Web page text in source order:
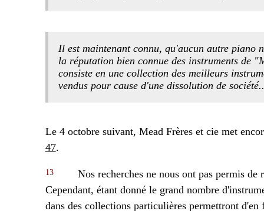
Il est maintenant connu, qu'aucun autre piano
la réputation bien connue des instruments de
consiste en une collection des meilleurs
vendus pour cause d'une dissolution de
Le 4 octobre suivant, Mead Frères et cie met
47.
13
Nos recherches ne nous ont pas permis
Cependant, étant donné le grand nombre
dans des collections particulières permettront